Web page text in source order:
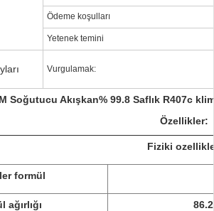
Ödeme koşulları
Yetenek temini
Vurgulamak:
Soğutucu Akışkan% 99.8 Saflık R407c
Özellikler:
Fiziki
formül
ağırlığı